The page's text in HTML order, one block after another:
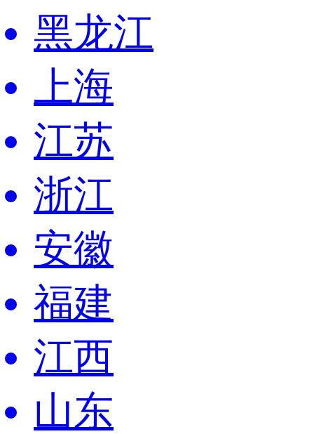
黑龙江
上海
江苏
浙江
安徽
福建
江西
山东